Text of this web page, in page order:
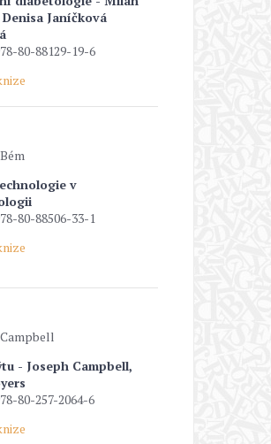
Janíčková
80-88129-19-6
v
80-88506-33-1
- Joseph Campbell,
80-257-2064-6